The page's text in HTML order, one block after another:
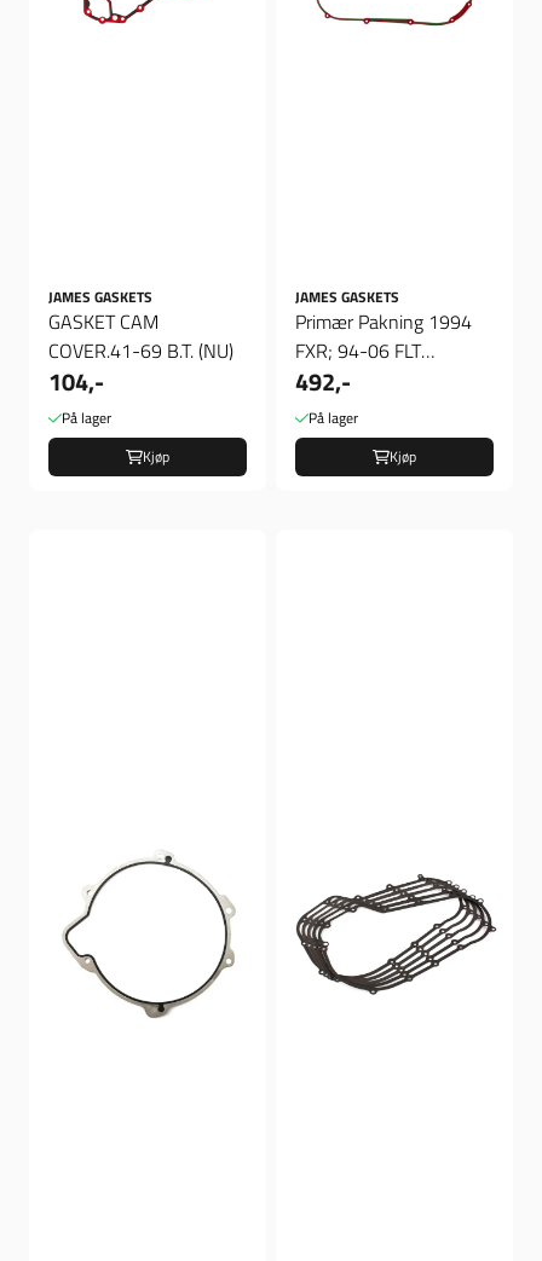
JAMES GASKETS
GASKET CAM
COVER.41-69 B.T. (NU)
104,-
På lager
Kjøp
JAMES GASKETS
Primær Pakning 1994
FXR; 94-06 FLT
MODELS(NU)
492,-
På lager
Kjøp